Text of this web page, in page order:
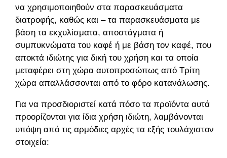
να χρησιμοποιηθούν στα παρασκευάσματα
διατροφής, καθώς και – τα παρασκευάσματα με
βάση τα εκχυλίσματα, αποστάγματα ή
συμπυκνώματα του καφέ ή με βάση τον καφέ, που
αποκτά ιδιώτης για δική του χρήση και τα οποία
μεταφέρει στη χώρα αυτοπροσώπως από Τρίτη
χώρα απαλλάσσονται από το φόρο κατανάλωσης.
Για να προσδιοριστεί κατά πόσο τα προϊόντα αυτά
προορίζονται για ίδια χρήση ιδιώτη, λαμβάνονται
υπόψη από τις αρμόδιες αρχές τα εξής τουλάχιστον
στοιχεία: